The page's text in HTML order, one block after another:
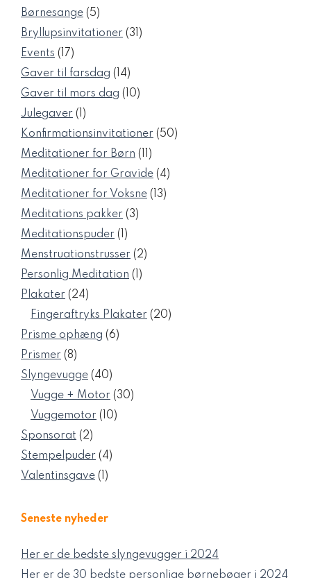
Børnesange 55
varer
Bryllupsinvitationer 31 31
Events 1717
varer
Gaver til farsdag 1414
varer
Gaver til mors dag 1010
Julegaver
1
vare
Konfirmationsinvitationer 5050
Meditationer for Børn
11
varer
Meditationer for Gravide 44
Meditationer for Voksne 1313
Meditations pakker 33
Meditationspuder
1
vare
Menstruationstrusser 22
Personlig Meditation
1
Plakater 2424
varer
Fingeraftryks Plakater 2020
Prisme ophæng 66
Prismer 88
varer
Slyngevugge 4040
varer
Vugge + Motor 3030
Vuggemotor 1010
Sponsorat 22
varer
Stempelpuder 44
Valentinsgave
1
Seneste nyheder
Her er de bedste slyngevugger i 2024
Her er de 30 bedste personlige børnebøger i 2024